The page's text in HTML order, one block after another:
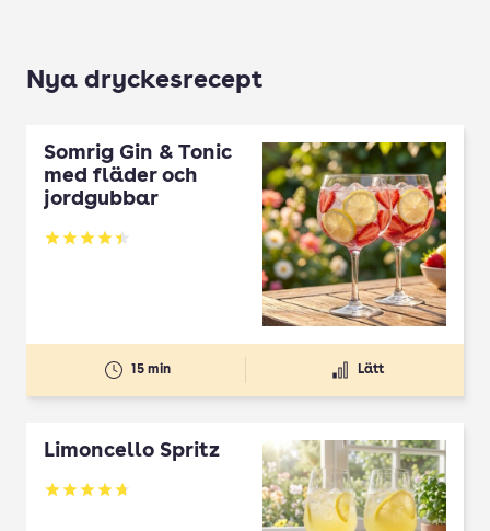
Nya dryckesrecept
Somrig Gin & Tonic
med fläder och
jordgubbar
Betyg: 4.45 av 5
15 min Lätt
Limoncello Spritz
Betyg: 4.7 av 5